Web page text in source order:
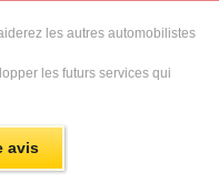
les autres automobilistes
les futurs services qui
avis